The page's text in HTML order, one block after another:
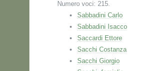
Numero voci: 215.
Sabbadini Carlo
Sabbadini Isacco
Saccardi Ettore
Sacchi Costanza
Sacchi Giorgio